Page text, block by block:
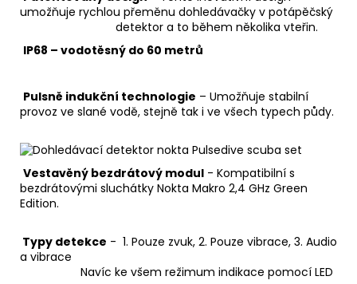
umožňuje rychlou přeměnu dohledávačky v potápěčský
detektor a to během několika vteřin.
IP68 – vodotěsný do 60 metrů
Pulsně indukční technologie – Umožňuje stabilní
provoz ve slané vodě, stejně tak i ve všech typech půdy.
Vestavěný bezdrátový modul - Kompatibilní s
bezdrátovými sluchátky Nokta Makro 2,4 GHz Green
Edition.
Typy detekce - 1. Pouze zvuk, 2. Pouze vibrace, 3. Audio
a vibrace
Navíc ke všem režimum indikace pomocí LED